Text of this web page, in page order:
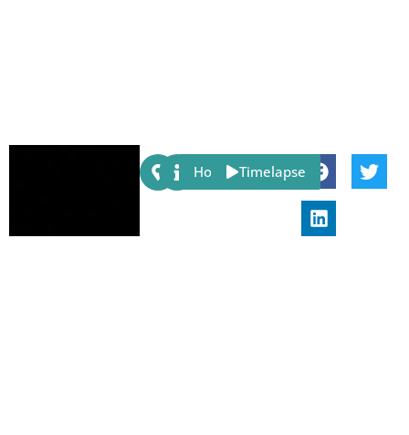
Share:
Host Timelapse